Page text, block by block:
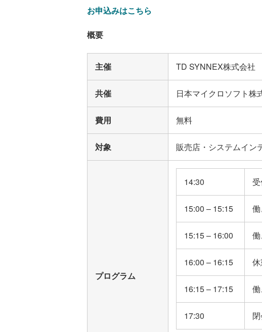
お申込みはこちら
概要
主催 TD SYNNEX株式会社
共催 日本マイクロソフト株
費用 無料
対象 販売店・システムイン
プログラム
14:30
15:00 – 15:15
15:15 – 16:00
16:00 – 16:15
16:15 – 17:15
17:30